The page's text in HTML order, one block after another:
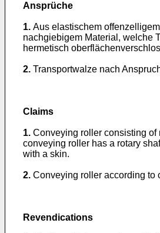
Ansprüche
1. Aus elastischem
nachgiebigem Material, welche
hermetisch
2. Transportwalze nach
Claims
1. Conveying roller consisting of
conveying roller has a rotary
with a skin.
2. Conveying roller according to
Revendications